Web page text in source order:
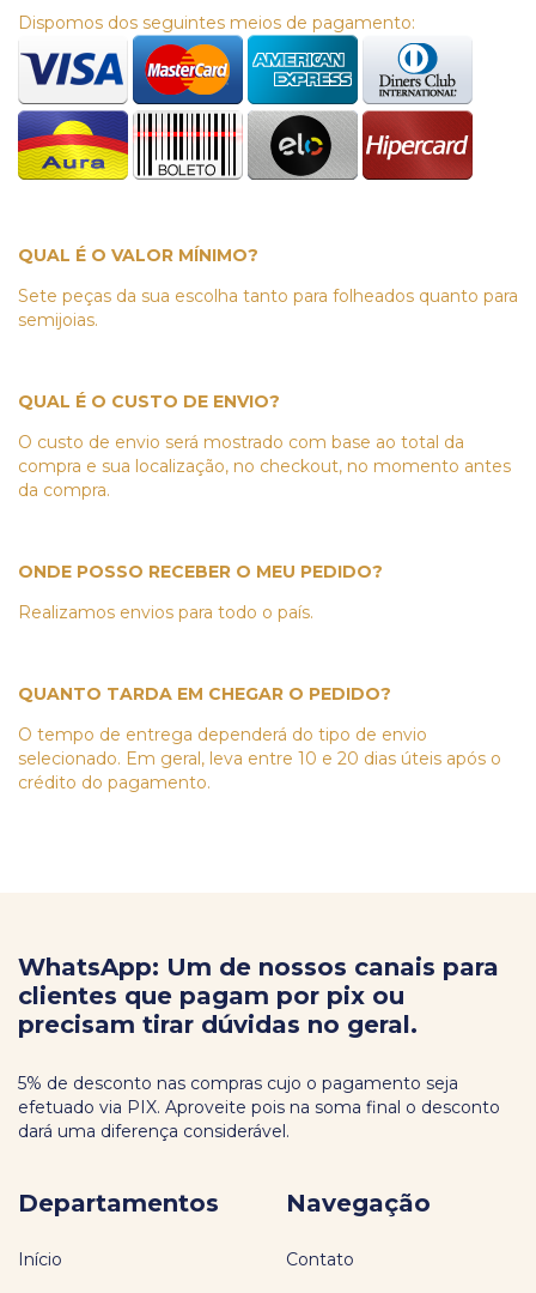
Dispomos dos seguintes meios de pagamento:
QUAL É O VALOR MÍNIMO?
Sete peças da sua escolha tanto para folheados quanto para
semijoias.
QUAL É O CUSTO DE ENVIO?
O custo de envio será mostrado com base ao total da
compra e sua localização, no checkout, no momento antes
da compra.
ONDE POSSO RECEBER O MEU PEDIDO?
Realizamos envios para todo o país.
QUANTO TARDA EM CHEGAR O PEDIDO?
O tempo de entrega dependerá do tipo de envio
selecionado. Em geral, leva entre 10 e 20 dias úteis após o
crédito do pagamento.
WhatsApp: Um de nossos canais para
clientes que pagam por pix ou
precisam tirar dúvidas no geral.
5% de desconto nas compras cujo o pagamento seja
efetuado via PIX. Aproveite pois na soma final o desconto
dará uma diferença considerável.
Departamentos
Início
Navegação
Contato